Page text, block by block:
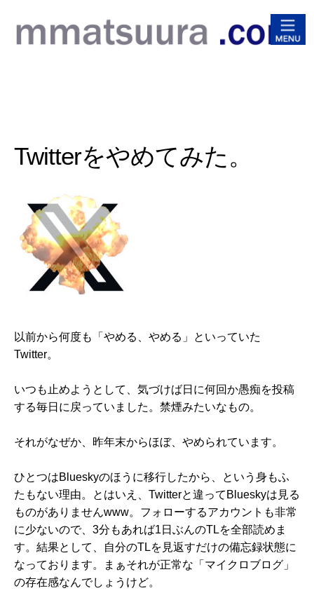
松
Twitterをやめてみた。
以前から何度も「やめる、やめる」といっていた
Twitter。
いつも止めようとして、気づけば日に何回か愚痴を投稿
する毎日に戻っていました。禁煙みたいなもの。
それがなぜか、昨年末からほぼ、やめられています。
ひとつはBlueskyのほうに移行したから、という身もふ
たもない理由。とはいえ、Twitterと違ってBlueskyは見る
ものがありませんwww。フォローするアカウントも非常
に少ないので、3分もあれば1日ぶんのTLを全部読めま
す。結果として、自分のTLを見返すだけの備忘録状態に
なっております。まぁそれが正常な「マイクロブログ」
の存在感なんでしょうけど。